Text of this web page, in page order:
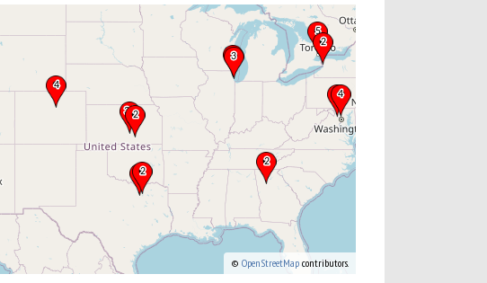
© OpenStreetMap contributors.